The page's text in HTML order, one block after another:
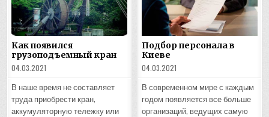
Как появился
грузоподъемный кран
04.03.2021
В наше время не составляет
труда приобрести кран,
аккумуляторную тележку или
Подбор персонала в
Киеве
04.03.2021
В современном мире с каждым
годом появляется все больше
организаций, ведущих самую